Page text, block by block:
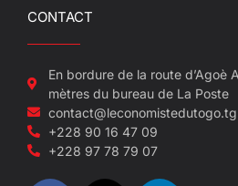
CONTACT
En bordure de la route d’Agoè
mètres du bureau de La Poste
contact@leconomistedutogo.tg
+228 90 16 47 09
+228 97 78 79 07